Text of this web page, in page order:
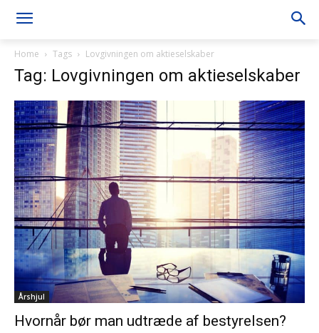
Home Tags Lovgivningen om aktieselskaber
Tag: Lovgivningen om aktieselskaber
Årshjul
Hvornår bør man udtræde af bestyrelsen?